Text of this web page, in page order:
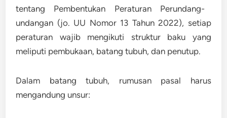
tentang Pembentukan Peraturan Perundang-
undangan (jo. UU Nomor 13 Tahun 2022), setiap
peraturan wajib mengikuti struktur baku yang
meliputi pembukaan, batang tubuh, dan penutup.
Dalam batang tubuh, rumusan pasal harus
mengandung unsur: